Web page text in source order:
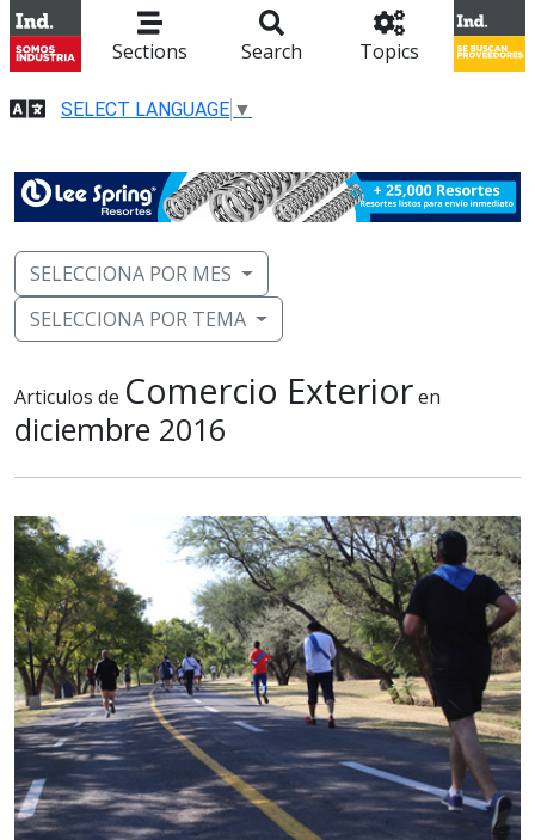
Sections Search Topics
SELECT LANGUAGE ▼
SELECCIONA POR MES
SELECCIONA POR TEMA
Articulos de Comercio Exterioren
diciembre 2016